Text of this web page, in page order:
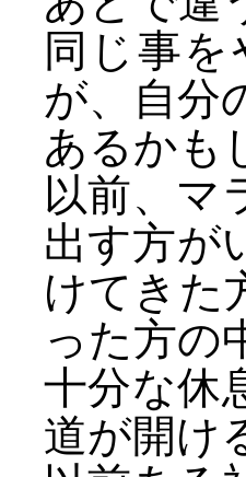
同じ事
が、自分
あるかも
以前、マ
出す方が
けてきた
った方の
十分な休
道が開け